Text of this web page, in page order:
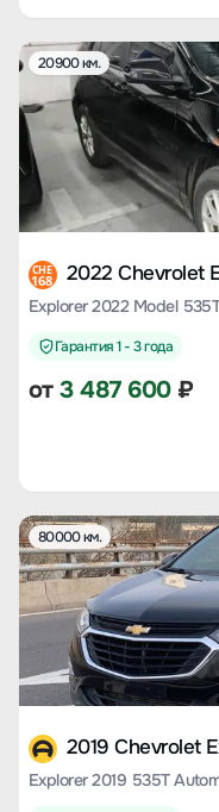
20900 км.
CHE
168 2022 Chevrolet
Explorer 2022 Model
Гарантия 1 - 3 года
от3 487 600₽
80000 км.
2019 Chevrolet
Explorer 2019 535T